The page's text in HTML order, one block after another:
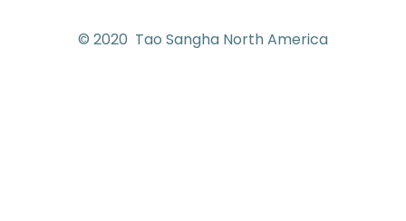
© 2020 Tao Sangha North America